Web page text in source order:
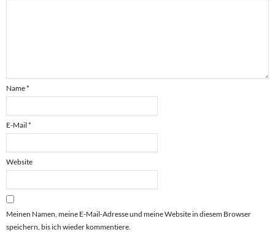
Name*
E-Mail *
Website
Meinen Namen, meine E-Mail-Adresse und meine Website in diesem Browser
speichern, bis ich wieder kommentiere.